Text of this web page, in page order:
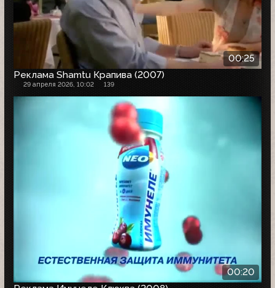
00:25
Реклама Shamtu Крапива (2007)
29 апреля 2026, 10:02 139
00:20